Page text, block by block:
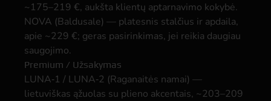
~175–219 €, aukšta klientų aptarnavimo kokybė.
NOVA (Baldusale) — platesnis stalčius ir apdaila,
apie ~229 €; geras pasirinkimas, jei reikia daugiau
saugojimo.
Premium / Užsakymas
LUNA‑1 / LUNA‑2 (Raganaitės namai) —
lietuviškas ąžuolas su plieno akcentais, ~203–209